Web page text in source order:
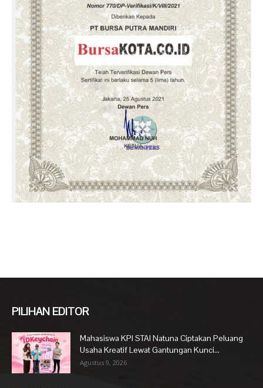
PILIHAN EDITOR
Mahasiswa KPI STAI Natuna Ciptakan Peluang
Usaha Kreatif Lewat Gantungan Kunci...
Agustus 9, 2026